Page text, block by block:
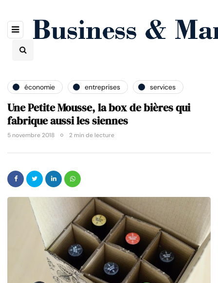
économie entreprises services
Une Petite Mousse, la box de bières qui
fabrique aussi les siennes
5 novembre 2018 2 min de lecture